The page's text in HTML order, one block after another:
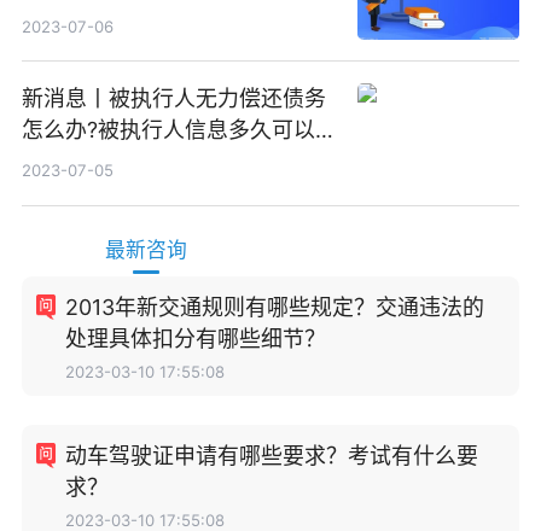
2023-07-06
新消息丨被执行人无力偿还债务
怎么办?被执行人信息多久可以
消除?
2023-07-05
最新咨询
2013年新交通规则有哪些规定？交通违法的
处理具体扣分有哪些细节？
2023-03-10 17:55:08
动车驾驶证申请有哪些要求？考试有什么要
求？
2023-03-10 17:55:08